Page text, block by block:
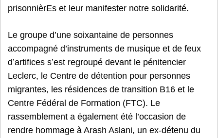
prisonnièrEs et leur manifester notre solidarité.
Le groupe d’une soixantaine de personnes
accompagné d’instruments de musique et de feux
d’artifices s’est regroupé devant le pénitencier
Leclerc, le Centre de détention pour personnes
migrantes, les résidences de transition B16 et le
Centre Fédéral de Formation (FTC). Le
rassemblement a également été l’occasion de
rendre hommage à Arash Aslani, un ex-détenu du